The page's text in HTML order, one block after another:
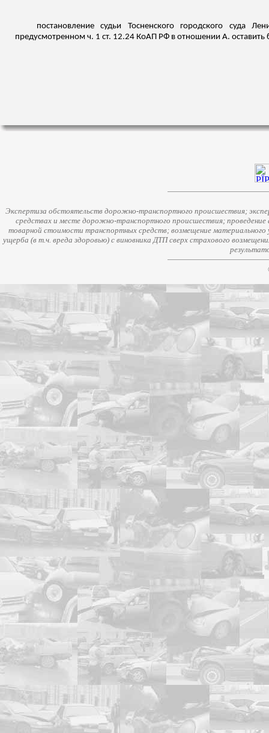
постановление судьи Тосненскогогородского суда
предусмотренном ч. 1 ст. 12.24 КоАП РФ в отношении А.
Экспертиза обстоятельств дорожно-транспортного происшествия;
средствах и месте дорожно-транспортного происшествия;
товарной стоимости транспортных средств; возмещение
ущерба (в т.ч. вреда здоровью) с виновника ДТП сверх страхового